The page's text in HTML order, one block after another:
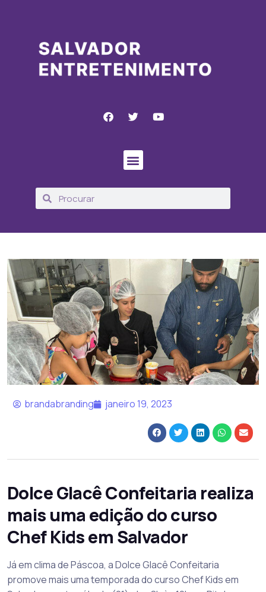
brandabranding janeiro 19, 2023
Dolce Glacê Confeitaria realiza
mais uma edição do curso
Chef Kids em Salvador
Já em clima de Páscoa, a Dolce Glacê Confeitaria
promove mais uma temporada do curso Chef Kids em